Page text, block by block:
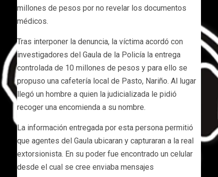
millones de pesos por no revelar los documentos
médicos.
Tras interponer la denuncia, la víctima acordó con
investigadores del Gaula de la Policía la entrega
controlada de 10 millones de pesos y para ello se
propuso una cafetería local de Pasto, Nariño. Al lugar
llegó un hombre a quien la judicializada le pidió
recoger una encomienda a su nombre.
La información entregada por esta persona permitió
que agentes del Gaula ubicaran y capturaran a la real
extorsionista. En su poder fue encontrado un celular
desde el cual se cree enviaba mensajes